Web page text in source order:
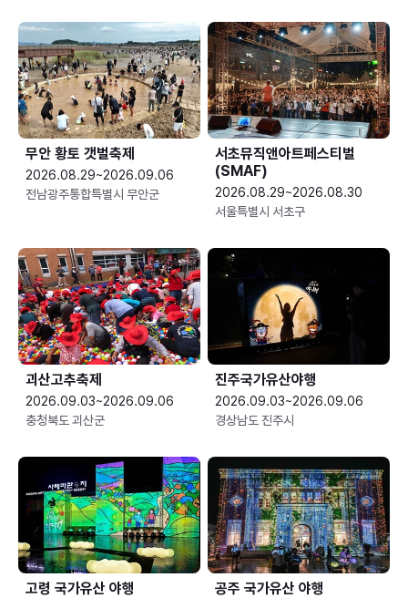
무안 황토 갯벌축제
2026.08.29~2026.09.06
전남광주통합특별시 무안군
서초뮤직앤아트페스티벌
(SMAF)
2026.08.29~2026.08.30
서울특별시 서초구
괴산고추축제
2026.09.03~2026.09.06
충청북도 괴산군
진주국가유산야행
2026.09.03~2026.09.06
경상남도 진주시
고령 국가유산 야행 공주 국가유산 야행